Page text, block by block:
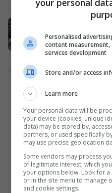
Milani
gjithë
Ligës së
Liga e
Personalised
content measurement,
services development
Store and/or access
Learn more
Your personal data will be
your device (cookies, unique
data) may be stored by,
partners, or used specifically
may use precise geolocation
Some vendors may process
of legitimate interest, which
your options below. Look for
or in the site menu to manage
and cookie settings.